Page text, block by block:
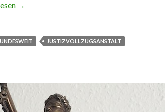
und der Besuch in den JVA´en
→
JUSTIZVOLLZUGSANSTALT